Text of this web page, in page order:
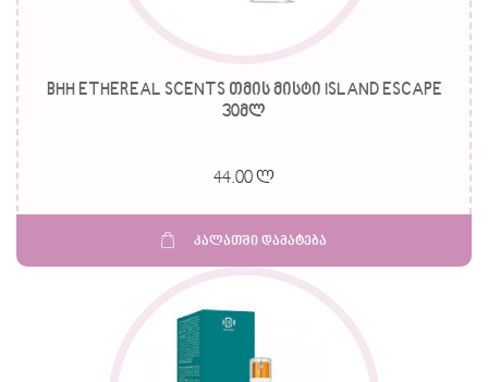
BHH ETHEREAL SCENTS თმის მისტი ISLAND ESCAPE
30მლ
44.00 ლ
კალათში დამატება